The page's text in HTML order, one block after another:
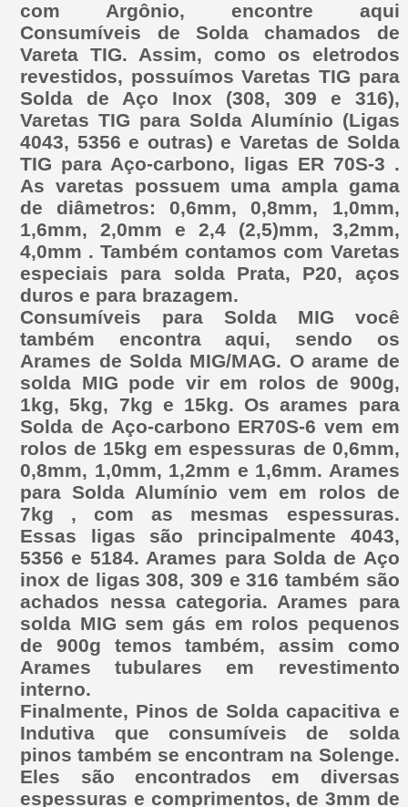
com Argônio, encontre aqui
Consumíveis de Solda chamados de
Vareta TIG. Assim, como os eletrodos
revestidos, possuímos Varetas TIG para
Solda de Aço Inox (308, 309 e 316),
Varetas TIG para Solda Alumínio (Ligas
4043, 5356 e outras) e Varetas de Solda
TIG para Aço-carbono, ligas ER 70S-3 .
As varetas possuem uma ampla gama
de diâmetros: 0,6mm, 0,8mm, 1,0mm,
1,6mm, 2,0mm e 2,4 (2,5)mm, 3,2mm,
4,0mm . Também contamos com Varetas
especiais para solda Prata, P20, aços
duros e para brazagem.
Consumíveis para Solda MIG você
também encontra aqui, sendo os
Arames de Solda MIG/MAG. O arame de
solda MIG pode vir em rolos de 900g,
1kg, 5kg, 7kg e 15kg. Os arames para
Solda de Aço-carbono ER70S-6 vem em
rolos de 15kg em espessuras de 0,6mm,
0,8mm, 1,0mm, 1,2mm e 1,6mm. Arames
para Solda Alumínio vem em rolos de
7kg , com as mesmas espessuras.
Essas ligas são principalmente 4043,
5356 e 5184. Arames para Solda de Aço
inox de ligas 308, 309 e 316 também são
achados nessa categoria. Arames para
solda MIG sem gás em rolos pequenos
de 900g temos também, assim como
Arames tubulares em revestimento
interno.
Finalmente, Pinos de Solda capacitiva e
Indutiva que consumíveis de solda
pinos também se encontram na Solenge.
Eles são encontrados em diversas
espessuras e comprimentos, de 3mm de